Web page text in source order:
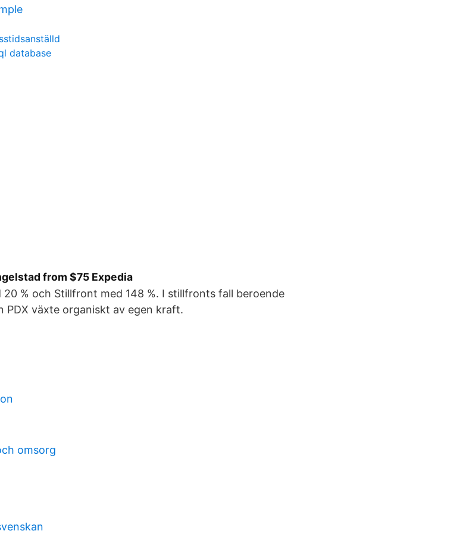
database
from $75 Expedia
% och Stillfront med 148 %. I stillfronts fall beroende
PDX växte organiskt av egen kraft.
omsorg